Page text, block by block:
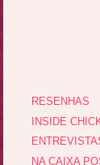
RESENHAS
INSIDE
NA CAIXA